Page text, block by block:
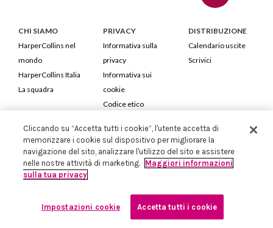
CHI SIAMO
HarperCollins nel
mondo
HarperCollins Italia
La squadra
PRIVACY
Informativa sulla
privacy
Informativa sui
cookie
Codice etico
DISTRIBUZIONE
Calendario uscite
Scrivici
HarperCollins Italia S.p.A. Viale Monte Nero, 84 - 20135 Milano
Cod. Fiscale e P.IVA 05946780151 - Capitale Sociale 258.250 €
Iscritta in Milano al Registro delle imprese nr.198004 e REA nr.1051898
Cliccando su “Accetta tutti i cookie”, l'utente accetta di
memorizzare i cookie sul dispositivo per migliorare la
navigazione del sito, analizzare l'utilizzo del sito e assistere
nelle nostre attività di marketing. Maggiori informazioni
sulla tua privacy
Impostazioni cookie Accetta tutti i cookie